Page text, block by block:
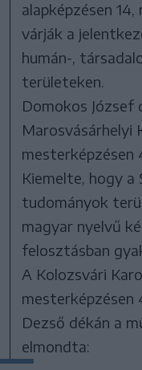
alapképzésen
várják a
humán-,
területeken.
Domokos József
Marosvásárhelyi
mesterképzésen
Kiemelte, hogy a
tudományok
magyar nyelvű
felosztásban
A Kolozsvári
mesterképzésen
Dezső dékán a
elmondta: